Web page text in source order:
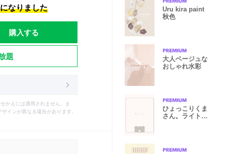
なりました
購入する
題
かえには適用されません。ま
インが異なる場合があります。
Uru kira paint
秋色
大人ベージュな
おしゃれ水彩
ひょっこりくま
さん。ライトベ